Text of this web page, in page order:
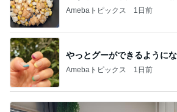
Amebaトピックス 1日前
やっとグーができるように
Amebaトピックス 1日前